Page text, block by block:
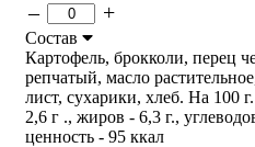
– +
Состав
Картофель, брокколи, перец
репчатый, масло
лист, сухарики, хлеб. На 100
2,6 г ., жиров - 6,3 г.,
ценность - 95 ккал